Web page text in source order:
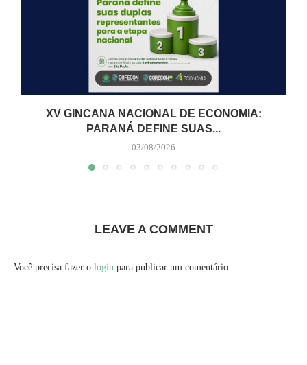
XV GINCANA NACIONAL DE ECONOMIA:
PARANÁ DEFINE SUAS...
03/08/2026
LEAVE A COMMENT
Você precisa fazer o login para publicar um comentário.